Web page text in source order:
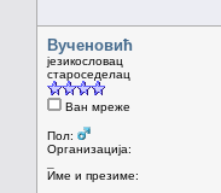
Вученовић
језикословац
староседелац
Ван мреже
Пол:
Организација:
Име и презиме: